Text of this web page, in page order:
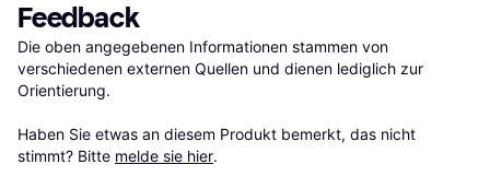
Feedback
Die oben angegebenen Informationen stammen von
verschiedenen externen Quellen und dienen lediglich zur
Orientierung.
Haben Sie etwas an diesem Produkt bemerkt, das nicht
stimmt? Bitte melde sie hier.